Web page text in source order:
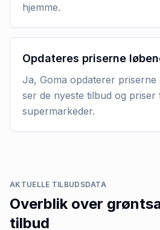
hjemme.
Opdateres priserne
Ja, Goma opdaterer priserne
ser de nyeste tilbud og priser
supermarkeder.
AKTUELLE TILBUDSDATA
Overblik over
tilbud